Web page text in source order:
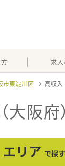
求
市東淀川区 高収入
大阪府
エリア で探す